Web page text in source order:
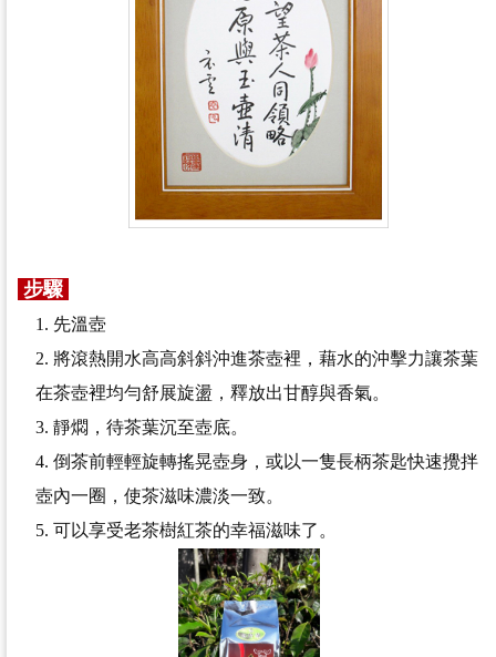
步驟
1. 先溫壺
2. 將滾熱開水高高斜斜沖進茶壺裡，藉水的沖擊力讓茶葉
在茶壺裡均勻舒展旋盪，釋放出甘醇與香氣。
3. 靜燜，待茶葉沉至壺底。
4. 倒茶前輕輕旋轉搖晃壺身，或以一隻長柄茶匙快速攪拌
壺內一圈，使茶滋味濃淡一致。
5. 可以享受老茶樹紅茶的幸福滋味了。